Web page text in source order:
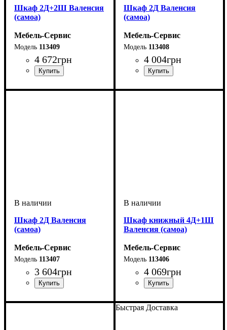
Шкаф 2Д+2Ш Валенсия
(самоа)
Мебель-Сервис
113409
4 672грн
Шкаф 2Д Валенсия
(самоа)
Мебель-Сервис
113408
4 004грн
Шкаф 2Д Валенсия
(самоа)
Мебель-Сервис
113407
3 604грн
Шкаф книжный 4Д+1Ш
Валенсия (самоа)
Мебель-Сервис
113406
4 069грн
Быстрая Доставка